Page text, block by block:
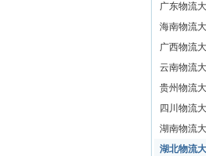
广东物流
海南物流
广西物流
云南物流
贵州物流
四川物流
湖南物流
湖北物流